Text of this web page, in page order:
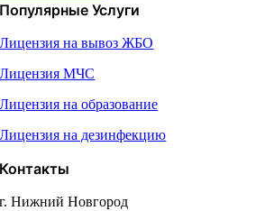
Популярные Услуги
Лицензия на вывоз ЖБО
Лицензия МЧС
Лицензия на образование
Лицензия на дезинфекцию
Контакты
г. Нижний Новгород